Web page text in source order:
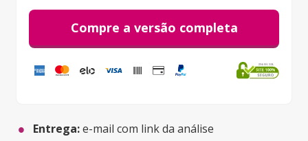
Compre a versão completa
Entrega:e-mail com link da análise
Débito Online:Em até 3 horas
Fale conosco.